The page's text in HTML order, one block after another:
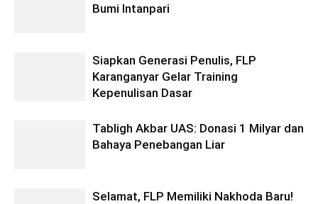
Bumi Intanpari
Siapkan Generasi Penulis, FLP
Karanganyar Gelar Training
Kepenulisan Dasar
Tabligh Akbar UAS: Donasi 1 Milyar dan
Bahaya Penebangan Liar
Selamat, FLP Memiliki Nakhoda Baru!